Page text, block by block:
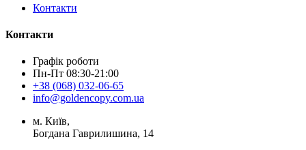
Контакти
Контакти
Графік роботи
Пн-Пт 08:30-21:00
+38 (068) 032-06-65
info@goldencopy.com.ua
м. Київ,
Богдана Гаврилишина, 14